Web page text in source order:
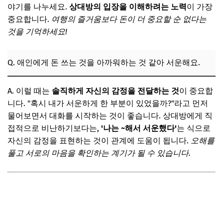
야기를 나누세요. 상대방의 입장을 이해하려는 노력이 가장
중요합니다. 여행의 즐거움보다 돈이 더 중요할 순 없다는
것을 기억하세요!
Q. 애인에게 돈 쓰는 것을 아까워하는 것 같아 서운해요.
A. 이럴 때는 솔직하게 자신의 감정을 전달하는 것이 중요합
니다. "혹시 내가 서운하게 한 부분이 있었을까?"라고 먼저
물어보면서 대화를 시작하는 것이 좋습니다. 상대방에게 직
접적으로 비난하기보다는, '나는 ~해서 서운했다'는 식으로
자신의 감정을 표현하는 것이 관계에 도움이 됩니다. 오해를
풀고 서로의 마음을 확인하는 계기가 될 수 있습니다.